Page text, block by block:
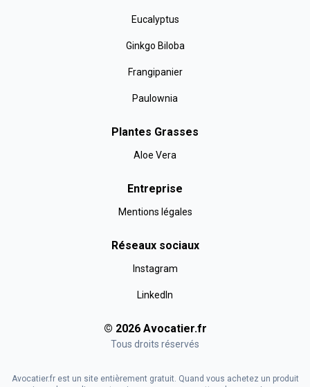
Eucalyptus
Ginkgo Biloba
Frangipanier
Paulownia
Plantes Grasses
Aloe Vera
Entreprise
Mentions légales
Réseaux sociaux
Instagram
LinkedIn
© 2026 Avocatier.fr
Tous droits réservés
Avocatier.fr est un site entièrement gratuit. Quand vous achetez un produit